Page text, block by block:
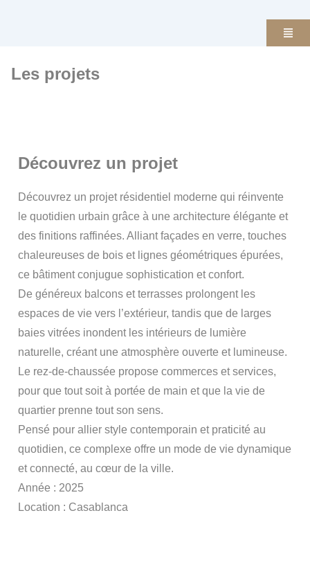
Les projets
Découvrez un projet
Découvrez un projet résidentiel moderne qui réinvente
le quotidien urbain grâce à une architecture élégante et
des finitions raffinées. Alliant façades en verre, touches
chaleureuses de bois et lignes géométriques épurées,
ce bâtiment conjugue sophistication et confort.
De généreux balcons et terrasses prolongent les
espaces de vie vers l’extérieur, tandis que de larges
baies vitrées inondent les intérieurs de lumière
naturelle, créant une atmosphère ouverte et lumineuse.
Le rez-de-chaussée propose commerces et services,
pour que tout soit à portée de main et que la vie de
quartier prenne tout son sens.
Pensé pour allier style contemporain et praticité au
quotidien, ce complexe offre un mode de vie dynamique
et connecté, au cœur de la ville.
Année : 2025
Location : Casablanca